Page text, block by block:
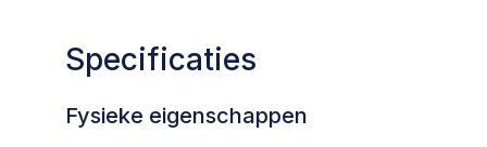
Specificaties
Fysieke eigenschappen